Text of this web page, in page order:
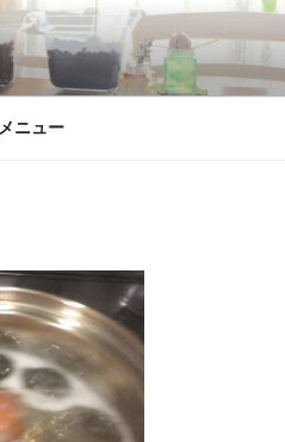
メニュー